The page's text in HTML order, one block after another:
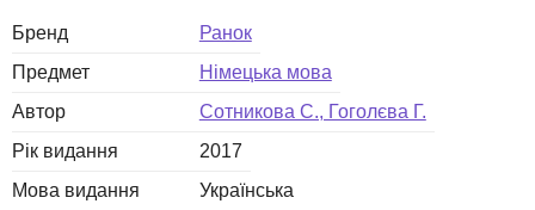
Бренд
Ранок
Предмет
Німецька мова
Автор
Сотникова С., Гоголєва Г.
Рік видання
2017
Мова видання
Українська